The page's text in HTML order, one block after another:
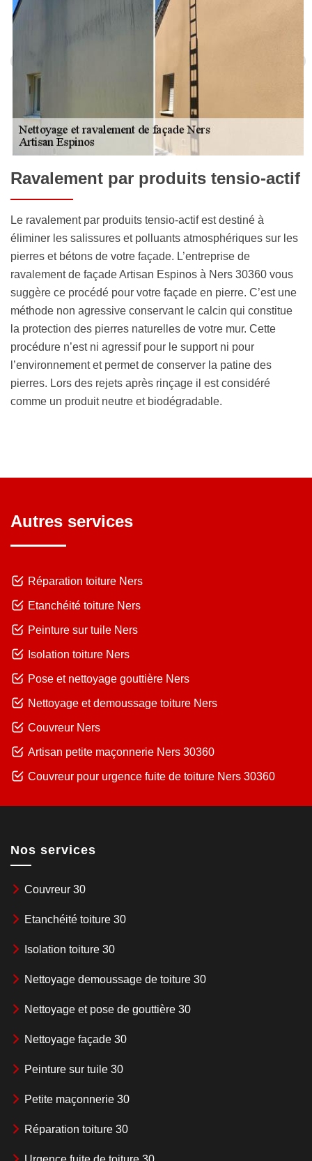
Ravalement par produits tensio-actif
Le ravalement par produits tensio-actif est destiné à
éliminer les salissures et polluants atmosphériques sur les
pierres et bétons de votre façade. L’entreprise de
ravalement de façade Artisan Espinos à Ners 30360 vous
suggère ce procédé pour votre façade en pierre. C’est une
méthode non agressive conservant le calcin qui constitue
la protection des pierres naturelles de votre mur. Cette
procédure n’est ni agressif pour le support ni pour
l’environnement et permet de conserver la patine des
pierres. Lors des rejets après rinçage il est considéré
comme un produit neutre et biodégradable.
Autres services
Réparation toiture Ners
Etanchéité toiture Ners
Peinture sur tuile Ners
Isolation toiture Ners
Pose et nettoyage gouttière Ners
Nettoyage et demoussage toiture Ners
Couvreur Ners
Artisan petite maçonnerie Ners 30360
Couvreur pour urgence fuite de toiture Ners 30360
Nos services
Couvreur 30
Etanchéité toiture 30
Isolation toiture 30
Nettoyage demoussage de toiture 30
Nettoyage et pose de gouttière 30
Nettoyage façade 30
Peinture sur tuile 30
Petite maçonnerie 30
Réparation toiture 30